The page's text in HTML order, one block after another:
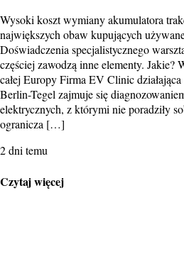
Wysoki koszt wymiany akumulatora
największych obaw kupujących
Doświadczenia specjalistycznego
częściej zawodzą inne elementy. Jakie?
całej Europy Firma EV Clinic
Berlin-Tegel zajmuje się
elektrycznych, z którymi nie poradziły
ogranicza […]
2 dni temu
Czytaj więcej